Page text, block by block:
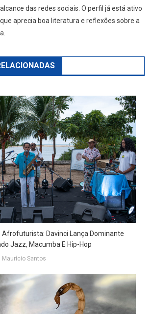
das redes sociais. O perfil já está ativo
aprecia boa literatura e reflexões sobre a
Davinci Lança Dominante
Jazz, Macumba E Hip-Hop
Maurício Santos